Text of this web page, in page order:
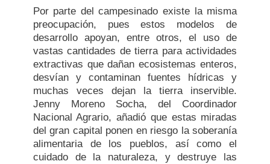
Por parte del campesinado existe la misma
preocupación, pues estos modelos de
desarrollo apoyan, entre otros, el uso de
vastas cantidades de tierra para actividades
extractivas que dañan ecosistemas enteros,
desvían y contaminan fuentes hídricas y
muchas veces dejan la tierra inservible.
Jenny Moreno Socha, del Coordinador
Nacional Agrario, añadió que estas miradas
del gran capital ponen en riesgo la soberanía
alimentaria de los pueblos, así como el
cuidado de la naturaleza, y destruye las